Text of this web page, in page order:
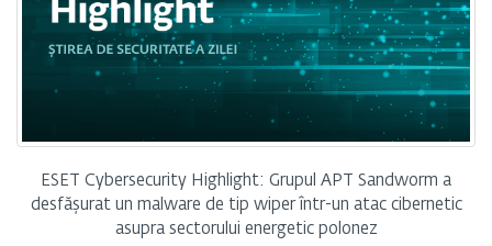
ESET Cybersecurity Highlight: Grupul APT Sandworm a
desfășurat un malware de tip wiper într-un atac cibernetic
asupra sectorului energetic polonez